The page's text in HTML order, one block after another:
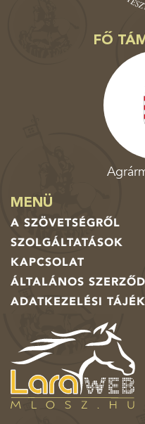
FŐ
MENÜ
A SZÖVETSÉGRŐL
SZOLGÁLTATÁSOK
KAPCSOLAT
ÁLTALÁNOS
ADATKEZELÉSI